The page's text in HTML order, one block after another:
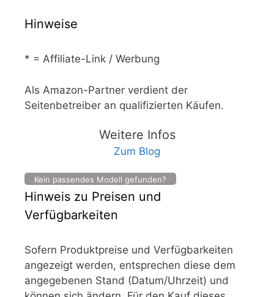
Hinweise
* = Affiliate-Link / Werbung
Als Amazon-Partner verdient der
Seitenbetreiber an qualifizierten Käufen.
Weitere Infos
Zum Blog
Kein passendes Modell gefunden?
Hinweis zu Preisen und
Verfügbarkeiten
Sofern Produktpreise und Verfügbarkeiten
angezeigt werden, entsprechen diese dem
angegebenen Stand (Datum/Uhrzeit) und